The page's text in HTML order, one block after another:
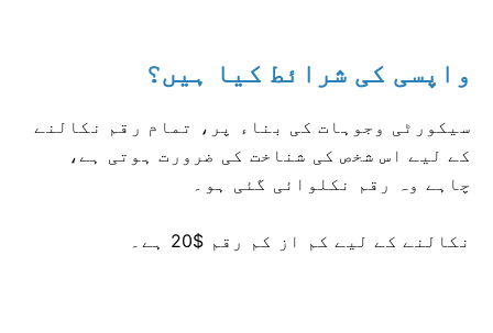
واپسی کی شرائط کیا ہیں؟
سیکورٹی وجوہات کی بناء پر، تمام رقم نکالنے
کے لیے اس شخص کی شناخت کی ضرورت ہوتی ہے،
چاہے وہ رقم نکلوائی گئی ہو۔
نکالنے کے لیے کم از کم رقم $20 ہے۔